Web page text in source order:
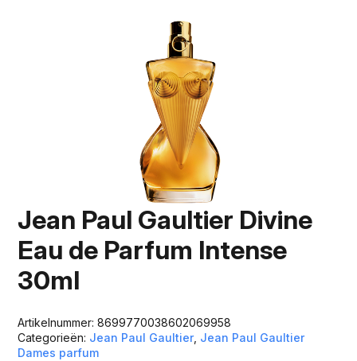
Jean Paul Gaultier Divine
Eau de Parfum Intense
30ml
Artikelnummer:8699770038602069958
Categorieën: Jean Paul Gaultier, Jean Paul Gaultier
Dames parfum